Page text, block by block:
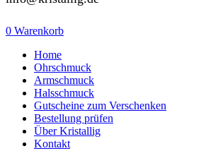
0 Warenkorb
Home
Ohrschmuck
Armschmuck
Halsschmuck
Gutscheine zum Verschenken
Bestellung prüfen
Über Kristallig
Kontakt